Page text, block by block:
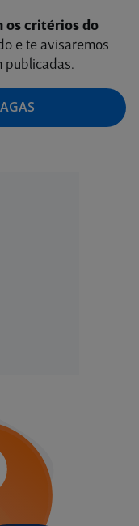
os critérios do
e te avisaremos
publicadas.